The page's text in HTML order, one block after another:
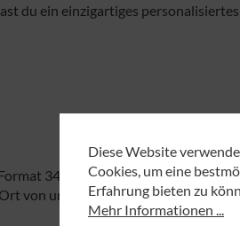
du ein einzigartiges personalisiertes
34,5 x 14 cm.
von uns produziert.
Diese Website
Cookies, um eine
Erfahrung bieten zu
Mehr Informationen ...